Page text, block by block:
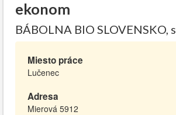
ekonom
BÁBOLNA BIO SLOVENSKO,
Miesto práce
Lučenec
Adresa
Mierová 5912